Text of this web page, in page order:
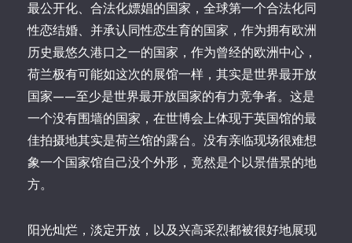
最公开化、合法化嫖娼的国家，全球第一个合法化同
性恋结婚、并承认同性恋生育的国家，作为拥有欧洲
历史最悠久港口之一的国家，作为曾经的欧洲中心，
荷兰极有可能如这次的展馆一样，其实是世界最开放
国家——至少是世界最开放国家的有力竞争者。这是
一个没有围墙的国家，在世博会上体现于英国馆的最
佳拍摄地其实是荷兰馆的露台。没有亲临现场很难想
象一个国家馆自己没个外形，竟然是个以景借景的地
方。
阳光灿烂，淡定开放，以及兴高采烈都被很好地展现